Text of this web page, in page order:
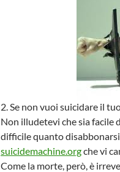
2. Se non vuoi suicidare il
Non illudetevi che sia facile
difficile quanto
suicidemachine.orgche vi
Come la morte, però, è